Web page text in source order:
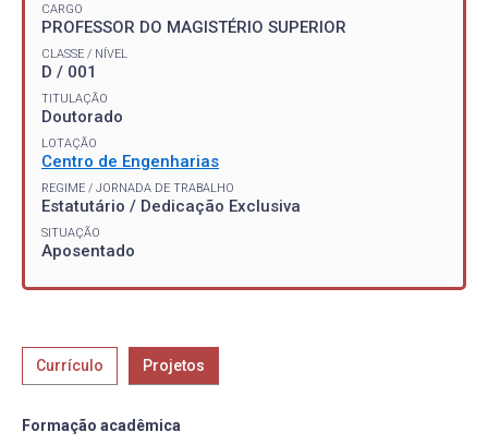
CARGO
PROFESSOR DO MAGISTÉRIO SUPERIOR
CLASSE / NÍVEL
D / 001
TITULAÇÃO
Doutorado
LOTAÇÃO
Centro de Engenharias
REGIME / JORNADA DE TRABALHO
Estatutário / Dedicação Exclusiva
SITUAÇÃO
Aposentado
Currículo Projetos
Formação acadêmica